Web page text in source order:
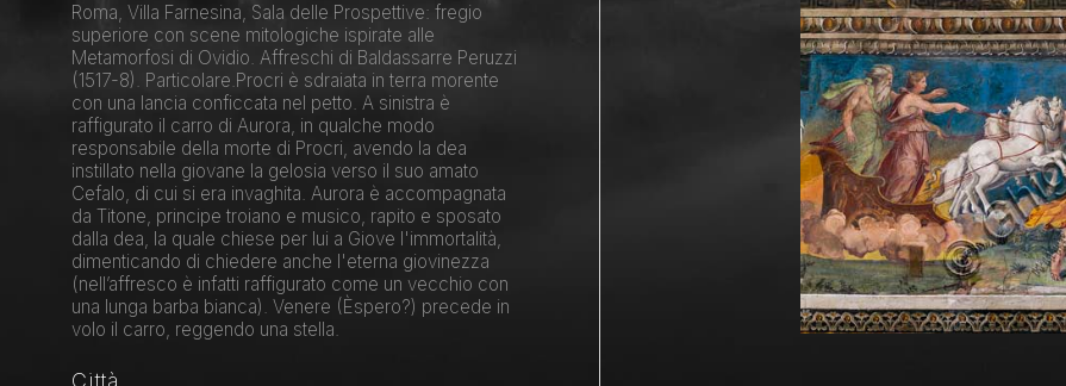
Roma, Villa Farnesina, Sala delle Prospettive: fregio
superiore con scene mitologiche ispirate alle
Metamorfosi di Ovidio. Affreschi di Baldassarre Peruzzi
(1517-8). Particolare.Procri è sdraiata in terra morente
con una lancia conficcata nel petto. A sinistra è
raffigurato il carro di Aurora, in qualche modo
responsabile della morte di Procri, avendo la dea
instillato nella giovane la gelosia verso il suo amato
Cefalo, di cui si era invaghita. Aurora è accompagnata
da Titone, principe troiano e musico, rapito e sposato
dalla dea, la quale chiese per lui a Giove l'immortalità,
dimenticando di chiedere anche l'eterna giovinezza
(nell’affresco è infatti raffigurato come un vecchio con
una lunga barba bianca). Venere (Èspero?) precede in
volo il carro, reggendo una stella.
Città